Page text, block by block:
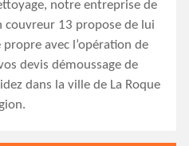
notre entreprise de
couvreur 13 propose de lui
avec l’opération de
devis démoussage de
dans la ville de La Roque